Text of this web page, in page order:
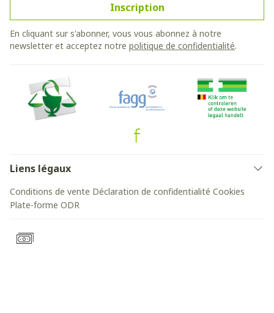
Inscription
En cliquant sur s'abonner, vous vous abonnez à notre
newsletter et acceptez notre politique de confidentialité.
Liens légaux
Conditions de vente Déclaration de confidentialité Cookies
Plate-forme ODR